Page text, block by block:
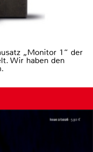
„Monitor 1“ der
Wir haben den